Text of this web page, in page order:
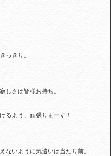
っきり。
しさは皆様お持ち。
るよう、頑張りまーす！
ないように気遣いは当たり前。